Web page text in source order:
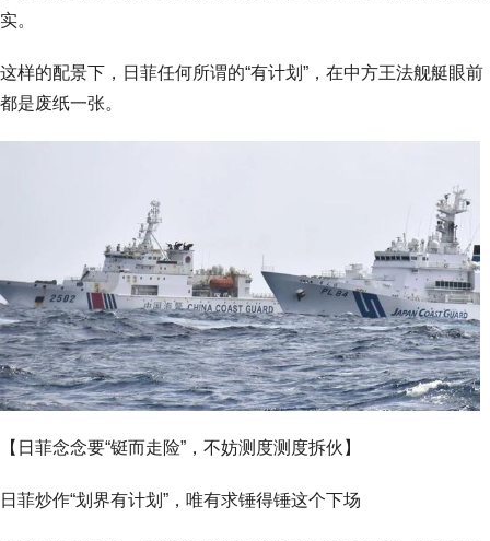
实。
这样的配景下，日菲任何所谓的“有计划”，在中方王法舰艇眼前
都是废纸一张。
【日菲念念要“铤而走险”，不妨测度测度拆伙】
日菲炒作“划界有计划”，唯有求锤得锤这个下场